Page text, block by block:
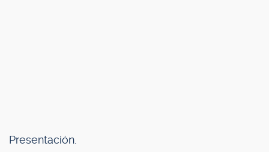
Presentación.